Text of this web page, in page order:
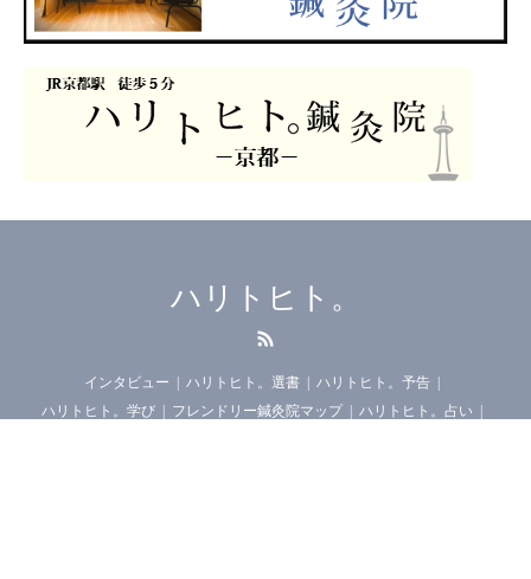
ハリトヒト。
インタビュー ハリトヒト。選書
ハリトヒト。予告
ハリトヒト。学び
フレンドリー鍼灸院マップ
ハリトヒト。占い